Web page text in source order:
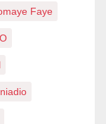
Faye